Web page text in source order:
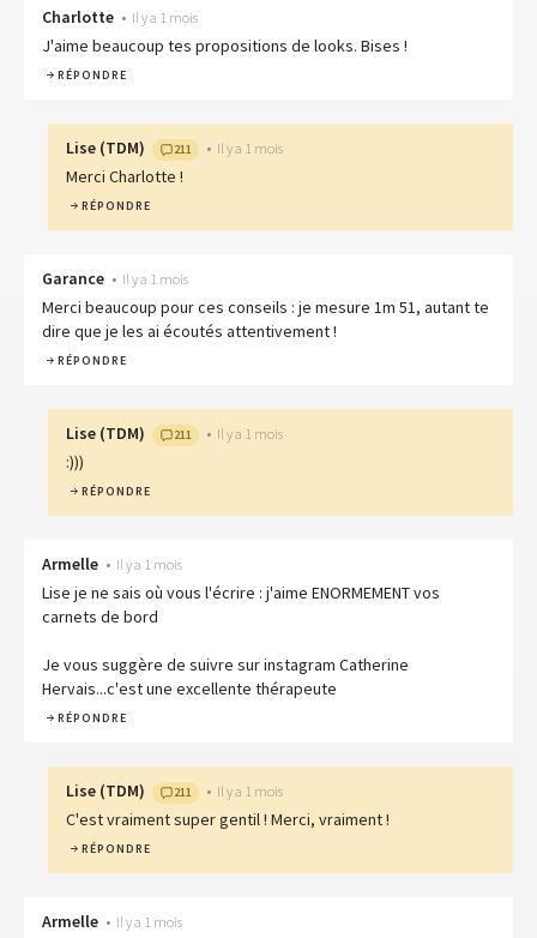
Charlotte • Il y a 1 mois
J'aime beaucoup tes propositions de looks. Bises !
RÉPONDRE
Lise (TDM) 211 • Il y a 1 mois
Merci Charlotte !
RÉPONDRE
Garance • Il y a 1 mois
Merci beaucoup pour ces conseils : je mesure 1m 51, autant te
dire que je les ai écoutés attentivement !
RÉPONDRE
Lise (TDM) 211 • Il y a 1 mois
:)))
RÉPONDRE
Armelle • Il y a 1 mois
Lise je ne sais où vous l'écrire : j'aime ENORMEMENT vos
carnets de bord
Je vous suggère de suivre sur instagram Catherine
Hervais...c'est une excellente thérapeute
RÉPONDRE
Lise (TDM) 211 • Il y a 1 mois
C'est vraiment super gentil ! Merci, vraiment !
RÉPONDRE
Armelle • Il y a 1 mois